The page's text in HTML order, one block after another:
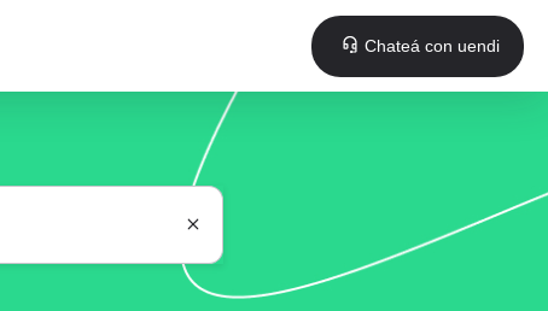
Chateá con uendi